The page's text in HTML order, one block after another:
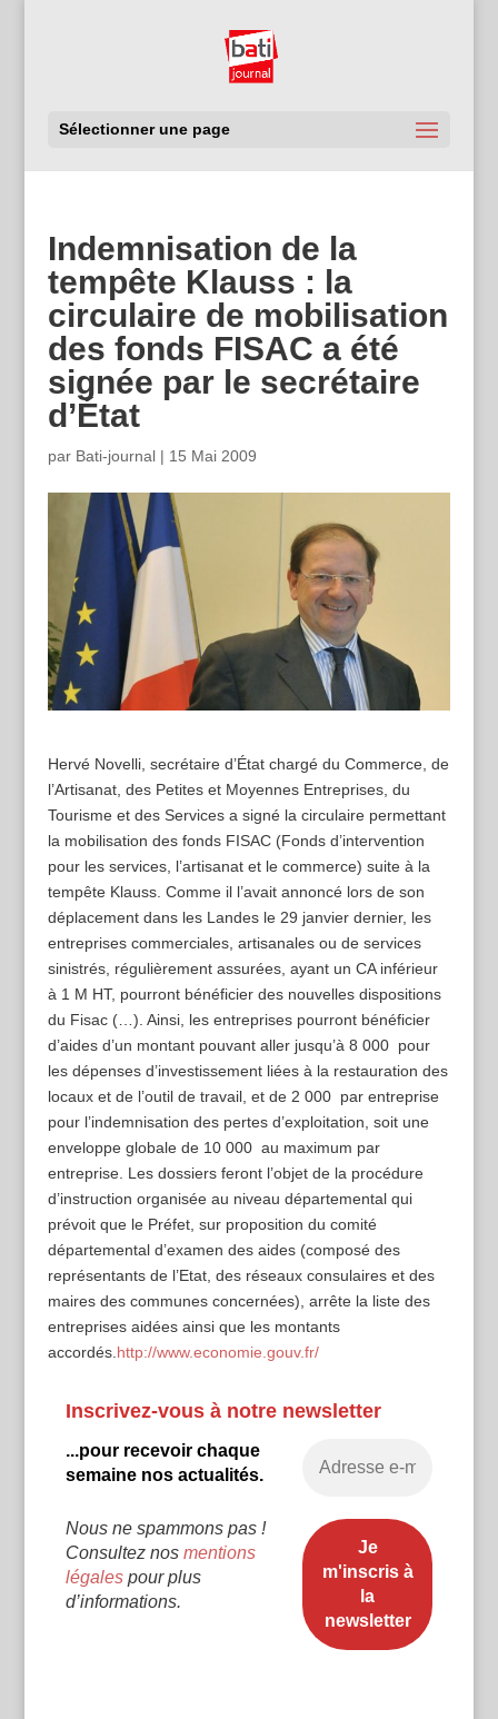
Sélectionner une page
Indemnisation de la
tempête Klauss : la
circulaire de mobilisation
des fonds FISAC a été
signée par le secrétaire
d’État
par Bati-journal| 15 Mai 2009
Hervé Novelli, secrétaire d’État chargé du Commerce, de
l’Artisanat, des Petites et Moyennes Entreprises, du
Tourisme et des Services a signé la circulaire permettant
la mobilisation des fonds FISAC (Fonds d’intervention
pour les services, l’artisanat et le commerce) suite à la
tempête Klauss. Comme il l’avait annoncé lors de son
déplacement dans les Landes le 29 janvier dernier, les
entreprises commerciales, artisanales ou de services
sinistrés, régulièrement assurées, ayant un CA inférieur
à 1 M HT, pourront bénéficier des nouvelles dispositions
du Fisac (…). Ainsi, les entreprises pourront bénéficier
d’aides d’un montant pouvant aller jusqu’à 8 000  pour
les dépenses d’investissement liées à la restauration des
locaux et de l’outil de travail, et de 2 000  par entreprise
pour l’indemnisation des pertes d’exploitation, soit une
enveloppe globale de 10 000  au maximum par
entreprise. Les dossiers feront l’objet de la procédure
d’instruction organisée au niveau départemental qui
prévoit que le Préfet, sur proposition du comité
départemental d’examen des aides (composé des
représentants de l’Etat, des réseaux consulaires et des
maires des communes concernées), arrête la liste des
entreprises aidées ainsi que les montants
accordés. http://www.economie.gouv.fr/
Inscrivez-vous à notre newsletter
...pour recevoir chaque
semaine nos actualités.
Nous ne spammons pas !
Consultez nos mentions
légalespour plus
d’informations.